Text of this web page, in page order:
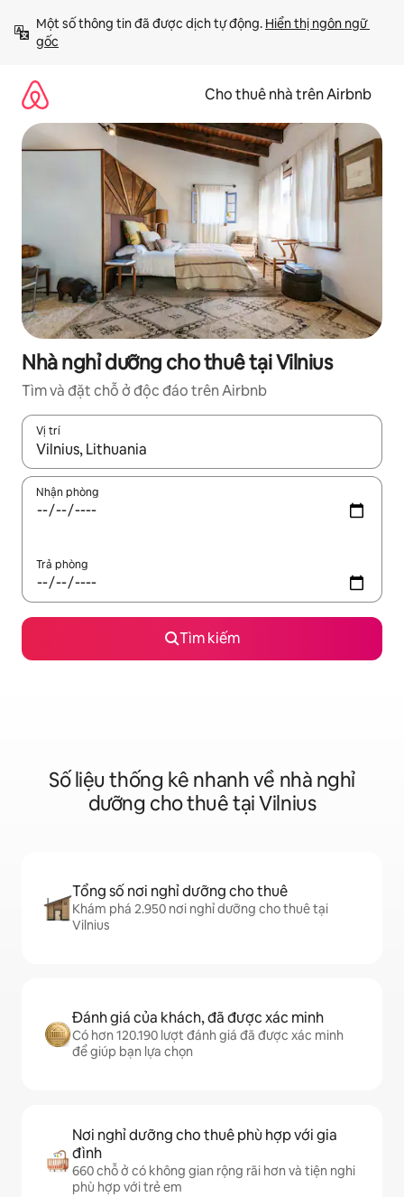
đến
Một số thông tin đã được dịch tự động. Hiển thị ngôn ngữ
gốc
Cho thuê nhà trên Airbnb
Nhà nghỉ dưỡng cho thuê tại Vilnius
Tìm và đặt chỗ ở độc đáo trên Airbnb
Vị trí
Khi có kết quả, hãy điều hướng bằng phím mũi tên lên và
Nhận phòng
Trả phòng
Tìm kiếm
Số liệu thống kê nhanh về nhà nghỉ
dưỡng cho thuê tại Vilnius
Tổng số nơi nghỉ dưỡng cho thuê
Khám phá 2.950 nơi nghỉ dưỡng cho thuê tại
Vilnius
Đánh giá của khách, đã được xác minh
Có hơn 120.190 lượt đánh giá đã được xác minh
để giúp bạn lựa chọn
Nơi nghỉ dưỡng cho thuê phù hợp với gia
đình
660 chỗ ở có không gian rộng rãi hơn và tiện nghi
phù hợp với trẻ em